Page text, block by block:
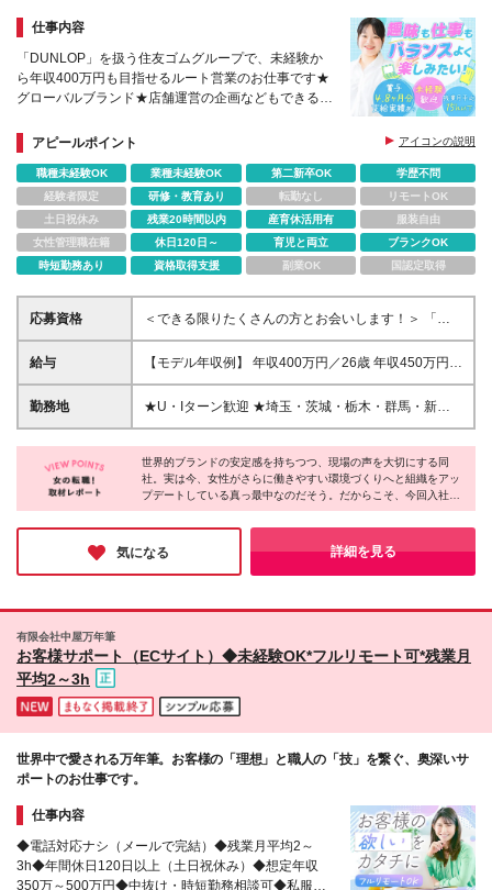
仕事内容
「DUNLOP」を扱う住友ゴムグループで、未経験か
ら年収400万円も目指せるルート営業のお仕事です★
グローバルブランド★店舗運営の企画などもできる★
ャンスも
アピールポイント アイコンの説明
職種未経験OK 業種未経験OK 第二新卒OK
学歴不問
経験者限定
研修・教育あり 転勤なし
リモートOK
土日祝休み
残業20時間以内 産育休活用有
服装自由
女性管理職在籍
休日120日～ 育児と両立
ブランクOK
時短勤務あり
資格取得支援 副業OK 国認定取得
応募資格
＜できる限りたくさんの方とお会いします！＞ 「地
元の安定した会社で、普通に生活したい」「求人ペー
ジに出てきてなんとなく」…といった志望動機の方も
こんな方にピッタリです！／ ★安定企業で腰を据え
て、長く働きたい方 ★オンオフのメリハリをつけ
より、誠実な関係構築を大切にしたい方 ★世界的ブ
ランドの信頼を背に、自信を持って働きたい方
給与
【モデル年収例】 年収400万円／26歳 年収450万円／
30歳 ★頑張りは昇給・賞与でしっかり還元する安定
した給与体系です！ 月給20万円〜30万円＋各種手当
月あり（期間中の待遇に変動はありません） ＜月収
例＞ 月収27万円（20代／入社3年目／配偶者・子1
人） ┗ 月給22万円＋住宅手当＋時間外手当
勤務地
★U・Iターン歓迎 ★埼玉・茨城・栃木・群馬・新
潟・長野で募集！ ★マイカー、バイク、自転車通勤
OK！駐車場完備の拠点がほとんど ★ご希望の勤務地
を考慮して決定します 【積極採用中のエリア】 ◆埼
玉県（7拠点）：川口市、狭山市、桶川市、熊谷市、
越谷市、幸手市、三芳町 ◆茨城県（4拠点）：水戸
市、日立市、つくば市、神栖市 ◆栃木県（4拠点）：
那須塩原市、佐野市、小山市、上三川町 ◆群馬県（4
拠点の詳細な住所については、面接時や内定時に詳し
くお伝えします。 （変更の範囲）上記を除く当社関
世界的ブランドの安定感を持ちつつ、現場の声を大切にする同
社。実は今、女性がさらに働きやすい環境づくりへと組織をアッ
プデートしている真っ最中なのだそう。だからこそ、今回入社さ
れる方は、これまで以上に風通しが良い、最高のタイミングでス
タートを切れます！好待遇に甘んじず、社員ファーストで進化し
続ける柔軟な姿勢に、長く安心して働ける確かな魅力を感じまし
た！
気になる 詳細を見る
有限会社中屋万年筆
お客様サポート（ECサイト）◆未経験OK*フルリモート可*残業月
平均2～3h
世界中で愛される万年筆。お客様の「理想」と職人の「技」を繋ぐ、奥深いサ
ポートのお仕事です。
仕事内容
◆電話対応ナシ（メールで完結）◆残業月平均2～
3h◆年間休日120日以上（土日祝休み）◆想定年収
350万～500万円◆中抜け・時短勤務相談可◆私服勤